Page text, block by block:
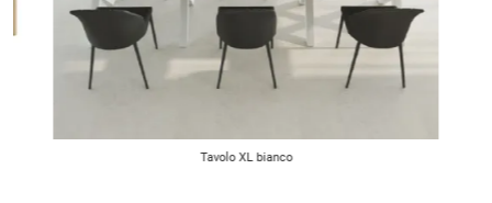
Tavolo XL bianco